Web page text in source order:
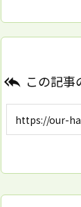
 この記事